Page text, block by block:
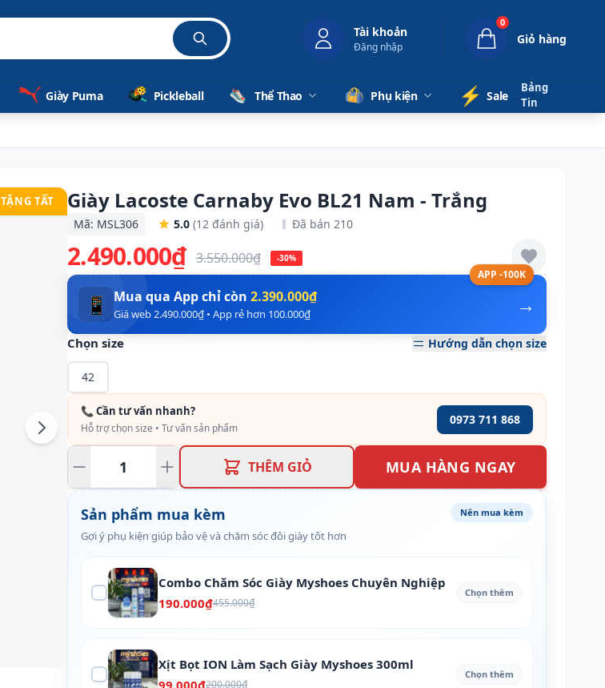
Tài khoản
Đăng nhập
0
Giỏ hàng
Giày Puma Pickleball Thể Thao Phụ kiện ⚡️ Sale
Bảng
Tin
TẶNG TẤT Giày Lacoste Carnaby Evo BL21 Nam - Trắng
Mã: MSL306 5.0 (12 đánh giá) Đã bán 210
2.490.000₫ 3.550.000₫ -30%
APP -100K
→
📱 Mua qua App chỉ còn 2.390.000₫
Giá web 2.490.000₫ • App rẻ hơn 100.000₫
Chọn size Hướng dẫn chọn size
42
📞 Cần tư vấn nhanh?
Hỗ trợ chọn size • Tư vấn sản phẩm
0973 711 868
THÊM GIỎ MUA HÀNG NGAY
Sản phẩm mua kèm
Gợi ý phụ kiện giúp bảo vệ và chăm sóc đôi giày tốt hơn
Nên mua kèm
Combo Chăm Sóc Giày Myshoes Chuyên Nghiệp
190.000₫455.000₫
Chọn thêm
Xịt Bọt ION Làm Sạch Giày Myshoes 300ml
99.000₫200.000₫
Chọn thêm